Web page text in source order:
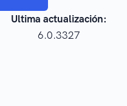
Ultima actualización:
6.0.3327